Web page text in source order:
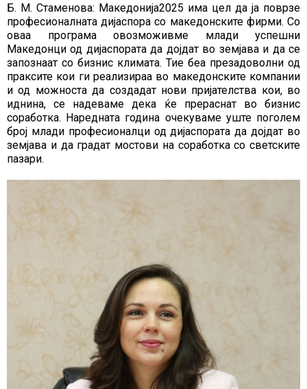
Б. М. Стаменова: Македонија2025 има цел да ја поврзе
професионалната дијаспора со македонските фирми. Со
оваа програма овозможивме млади успешни
Македонци од дијаспората да дојдат во земјава и да се
запознаат со бизнис климата. Тие беа презадоволни од
праксите кои ги реализираа во македонските компании
и од можноста да создадат нови пријателства кои, во
иднина, се надеваме дека ќе прераснат во бизнис
соработка. Наредната година очекуваме уште поголем
број млади професионалци од дијаспората да дојдат во
земјава и да градат мостови на соработка со светските
пазари.